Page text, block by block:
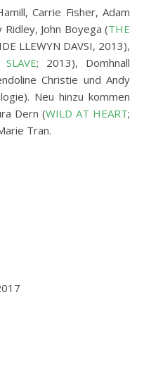
Carrie Fisher, Adam
Ridley, John Boyega (THE
LLEWYN DAVSI, 2013),
; 2013), Domhnall
Christie und Andy
Neu hinzu kommen
Dern (WILD AT HEART;
Tran.